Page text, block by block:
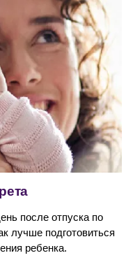
после отпуска по
лучше подготовиться
ребенка.